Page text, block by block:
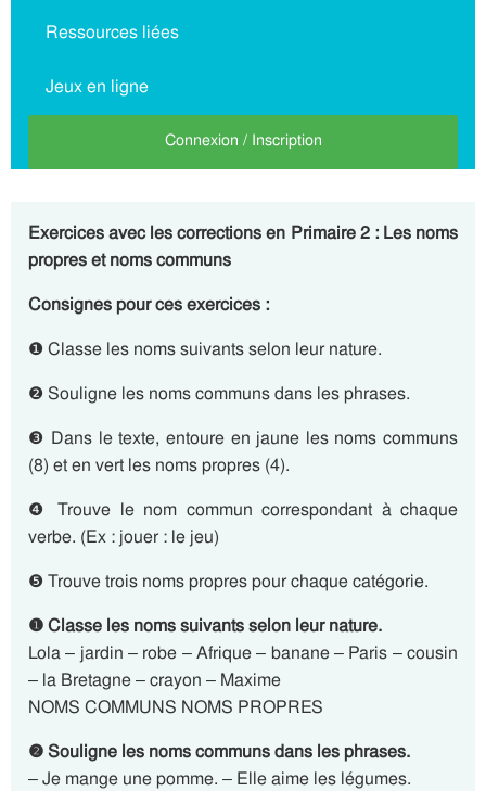
Ressources liées
Jeux en ligne
Connexion / Inscription
Exercices avec les corrections en Primaire 2 : Les noms
propres et noms communs
Consignes pour ces exercices :
❶ Classe les noms suivants selon leur nature.
❷ Souligne les noms communs dans les phrases.
❸ Dans le texte, entoure en jaune les noms communs
(8) et en vert les noms propres (4).
❹ Trouve le nom commun correspondant à chaque
verbe. (Ex : jouer : le jeu)
❺ Trouve trois noms propres pour chaque catégorie.
❶ Classe les noms suivants selon leur nature.
Lola – jardin – robe – Afrique – banane – Paris – cousin
– la Bretagne – crayon – Maxime
NOMS COMMUNS NOMS PROPRES
❷ Souligne les noms communs dans les phrases.
– Je mange une pomme. – Elle aime les légumes.